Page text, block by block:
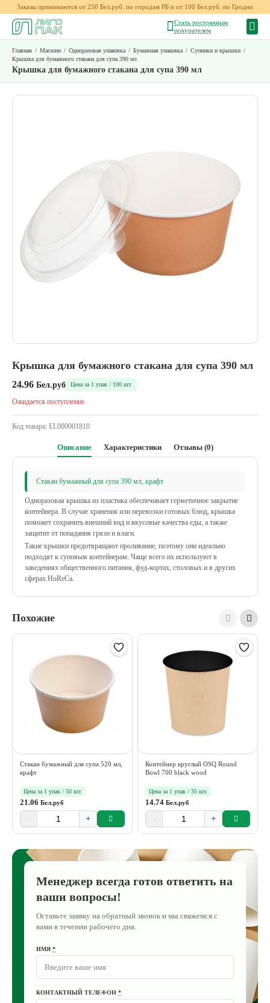
Заказы принимаются от 250 Бел.руб. по городам РБ и от 100 Бел.руб. по Гродно
Стать постоянным
покупателем
Главная / Магазин / Одноразовая упаковка / Бумажная упаковка / Супники и крышки /
Крышка для бумажного стакана для супа 390 мл
Крышка для бумажного стакана для супа 390 мл
Крышка для бумажного стакана для супа 390 мл
24.96 Бел.руб Цена за 1 упак / 100 шт.
Ожидается поступление
Код товара: EL000001810
Описание Характеристики Отзывы (0)
Стакан бумажный для супа 390 мл, крафт
Одноразовая крышка из пластика обеспечивает герметичное закрытие
контейнера. В случае хранения или перевозки готовых блюд, крышка
поможет сохранить внешний вид и вкусовые качества еды, а также
защитит от попадания грязи и влаги.
Такие крышки предотвращают проливание, поэтому они идеально
подходят к суповым контейнерам. Чаще всего их используют в
заведениях общественного питания, фуд-кортах, столовых и в других
сферах HoReCa.
Похожие
Стакан бумажный для супа 520 мл,
крафт
Цена за 1 упак / 50 шт.
21.06 Бел.руб
- +
Контейнер круглый OSQ Round
Bowl 700 black wood
Цена за 1 упак / 35 шт.
14.74 Бел.руб
- +
Менеджер всегда готов ответить на
ваши вопросы!
Оставьте заявку на обратный звонок и мы свяжемся с
вами в течении рабочего дня.
ИМЯ *
КОНТАКТНЫЙ ТЕЛЕФОН *